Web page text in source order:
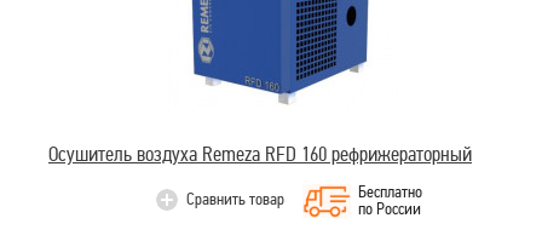
Осушитель воздуха Remeza RFD 160 рефрижераторный
Сравнить товар
Бесплатно
по России